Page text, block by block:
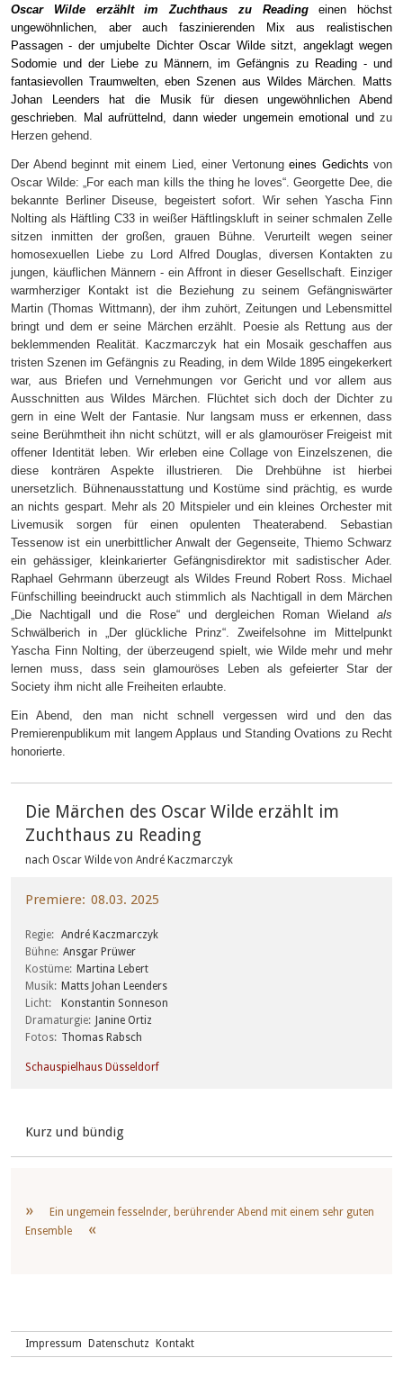
Oscar Wilde erzählt im Zuchthaus zu Readingeinen höchst
ungewöhnlichen, aber auch faszinierenden Mix aus realistischen
Passagen- der umjubelte Dichter Oscar Wilde sitzt, angeklagt wegen
Sodomie und der Liebe zu Männern, im Gefängnis zu Reading - und
fantasievollen Traumwelten, eben Szenen aus Wildes Märchen. Matts
Johan Leenders hat die Musik für diesen ungewöhnlichen Abend
geschrieben. Mal aufrüttelnd, dann wieder ungemein emotional und zu
Herzen gehend.
Der Abend beginnt mit einem Lied, einer Vertonung eines Gedichts von
Oscar Wilde: „For each man kills the thing he loves“. Georgette Dee, die
bekannte Berliner Diseuse, begeistert sofort. Wir sehen Yascha Finn
Nolting als Häftling C33 in weißer Häftlingskluft in seiner schmalen Zelle
sitzen inmitten der großen, grauen Bühne. Verurteilt wegen seiner
homosexuellen Liebe zu Lord Alfred Douglas, diversen Kontakten zu
jungen, käuflichen Männern - ein Affront in dieser Gesellschaft. Einziger
warmherziger Kontakt ist die Beziehung zu seinem Gefängniswärter
Martin (Thomas Wittmann), der ihm zuhört, Zeitungen und Lebensmittel
bringt und dem er seine Märchen erzählt. Poesie als Rettung aus der
beklemmenden Realität. Kaczmarczyk hat ein Mosaik geschaffen aus
tristen Szenen im Gefängnis zu Reading, in dem Wilde 1895 eingekerkert
war, aus Briefen und Vernehmungen vor Gericht und vor allem aus
Ausschnitten aus Wildes Märchen. Flüchtet sich doch der Dichter zu
gern in eine Welt der Fantasie. Nur langsam muss er erkennen, dass
seine Berühmtheit ihn nicht schützt, will er als glamouröser Freigeist mit
offener Identität leben. Wir erleben eine Collage von Einzelszenen, die
diese konträren Aspekte illustrieren. Die Drehbühne ist hierbei
unersetzlich. Bühnenausstattung und Kostüme sind prächtig, es wurde
an nichts gespart. Mehr als 20 Mitspieler und ein kleines Orchester mit
Livemusik sorgen für einen opulenten Theaterabend. Sebastian
Tessenow ist ein unerbittlicher Anwalt der Gegenseite, Thiemo Schwarz
ein gehässiger, kleinkarierter Gefängnisdirektor mit sadistischer Ader.
Raphael Gehrmann überzeugt als Wildes Freund Robert Ross. Michael
Fünfschilling beeindruckt auch stimmlich als Nachtigall in dem Märchen
„Die Nachtigall und die Rose“ und dergleichen Roman Wieland als
Schwälberich in „Der glückliche Prinz“. Zweifelsohne im Mittelpunkt
Yascha Finn Nolting, der überzeugend spielt, wie Wilde mehr und mehr
lernen muss, dass sein glamouröses Leben als gefeierter Star der
Society ihm nicht alle Freiheiten erlaubte.
Ein Abend, den man nicht schnell vergessen wird und den das
Premierenpublikum mit langem Applaus und Standing Ovations zu Recht
honorierte.
Die Märchen des Oscar Wilde erzählt im
Zuchthaus zu Reading
nach Oscar Wilde von André Kaczmarczyk
Premiere 08.03. 2025
Regie
André Kaczmarczyk
Bühne Ansgar Prüwer
Kostüme Martina Lebert
Musik Matts Johan Leenders
Licht
Konstantin Sonneson
Dramaturgie Janine Ortiz
Fotos
Thomas Rabsch
Schauspielhaus Düsseldorf
Kurz und bündig
Ein ungemein fesselnder, berührender Abend mit einem sehr guten
Ensemble
Impressum Datenschutz Kontakt